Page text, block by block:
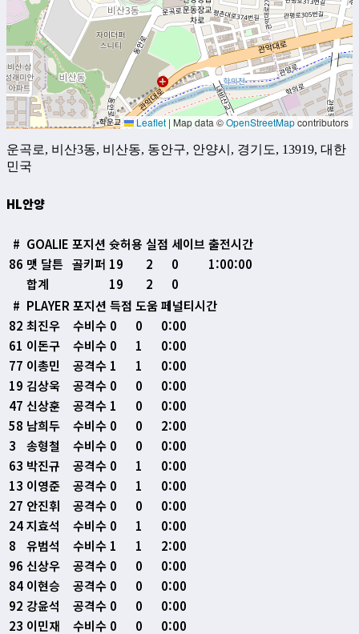
Leaflet | Map data ©OpenStreetMapcontributors
운곡로, 비산3동, 비산동, 동안구, 안양시, 경기도, 13919, 대한
민국
HL안양
# GOALIE 포지션 슛허용 실점 세이브 출전시간
86 맷 달튼 골키퍼 19 2 0
1:00:00
합계
19 2
0
# PLAYER 포지션 득점 도움페널티시간
82 최진우 수비수 0 0
0:00
61 이돈구 수비수 0 1
0:00
77 이총민 공격수 1 1
0:00
19 김상욱 공격수 0 0
0:00
47 신상훈 공격수 1 0
0:00
58 남희두 수비수 0 0
2:00
3
송형철 수비수 0 0
0:00
63 박진규 공격수 0 1
0:00
13 이영준 공격수 0 1
0:00
27 안진휘 공격수 0 0
0:00
24지효석 수비수 0 1
0:00
8
유범석 수비수 1 1
2:00
96 신상우 공격수 0 0
0:00
84 이현승 공격수 0 0
0:00
92 강윤석 공격수 0 0
0:00
23 이민재 수비수 0 0 0:00